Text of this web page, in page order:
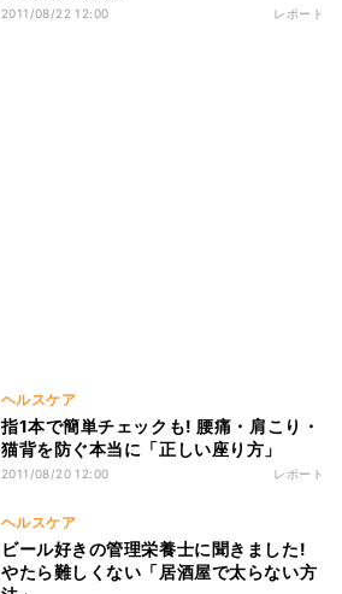
2011/08/22 12:00 レポート
ヘルスケア
指1本で簡単チェックも! 腰痛・肩こり・
猫背を防ぐ本当に「正しい座り方」
2011/08/20 12:00 レポート
ヘルスケア
ビール好きの管理栄養士に聞きました!
やたら難しくない「居酒屋で太らない方